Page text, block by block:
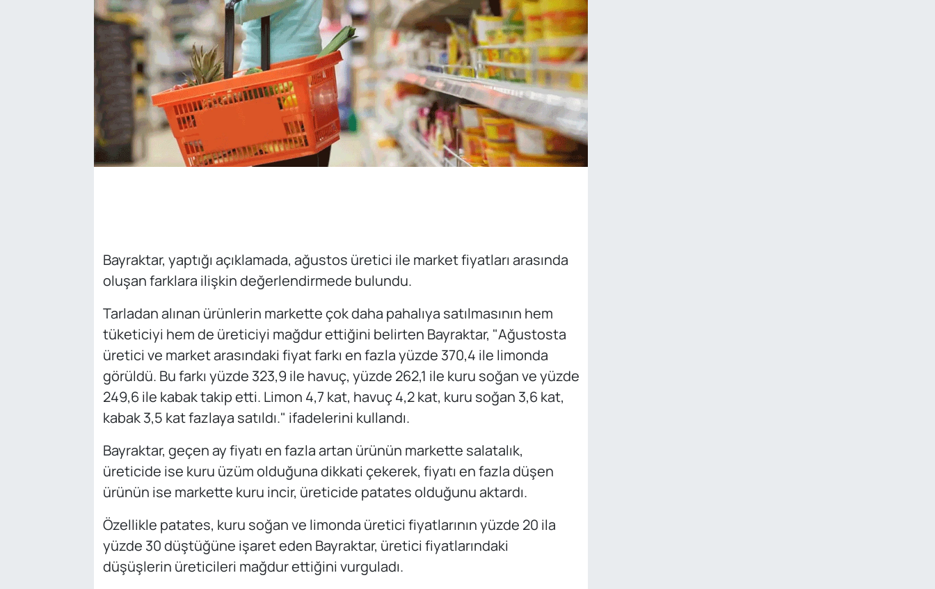
Bayraktar, yaptığı açıklamada, ağustos üretici ile market fiyatları arasında
oluşan farklara ilişkin değerlendirmede bulundu.
Tarladan alınan ürünlerin markette çok daha pahalıya satılmasının hem
tüketiciyi hem de üreticiyi mağdur ettiğini belirten Bayraktar, "Ağustosta
üretici ve market arasındaki fiyat farkı en fazla yüzde 370,4 ile limonda
görüldü. Bu farkı yüzde 323,9 ile havuç, yüzde 262,1 ile kuru soğan ve yüzde
249,6 ile kabak takip etti. Limon 4,7 kat, havuç 4,2 kat, kuru soğan 3,6 kat,
kabak 3,5 kat fazlaya satıldı." ifadelerini kullandı.
Bayraktar, geçen ay fiyatı en fazla artan ürünün markette salatalık,
üreticide ise kuru üzüm olduğuna dikkati çekerek, fiyatı en fazla düşen
ürünün ise markette kuru incir, üreticide patates olduğunu aktardı.
Özellikle patates, kuru soğan ve limonda üretici fiyatlarının yüzde 20 ila
yüzde 30 düştüğüne işaret eden Bayraktar, üretici fiyatlarındaki
düşüşlerin üreticileri mağdur ettiğini vurguladı.